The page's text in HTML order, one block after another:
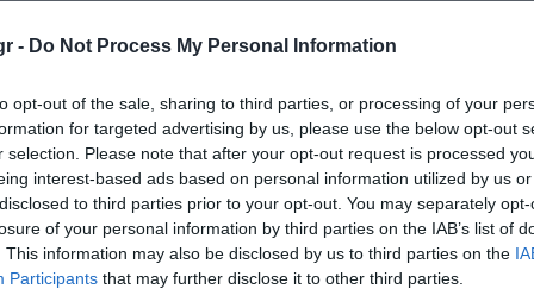
- Do Not Process My Personal Information
opt-out of the sale, sharing to third parties, or processing of your
for targeted advertising by us, please use the below opt-out
selection. Please note that after your opt-out request is processed
interest-based ads based on personal information utilized by us
to third parties prior to your opt-out. You may separately
of your personal information by third parties on the IAB’s list of
This information may also be disclosed by us to third parties on the
Participants that may further disclose it to other third parties.
ότι ενδεχομένως είχε μετακομίσει στη
είχε εγκλωβιστεί σε κτίριο στην περιοχή
το οποίο κατέρρευσε μετά τον φονικό
της, ωστόσο, δεν μεταφέρθηκε σε
δεν είχε επικοινωνήσει ούτε με την ελληνική
ελληνική κοινότητα.